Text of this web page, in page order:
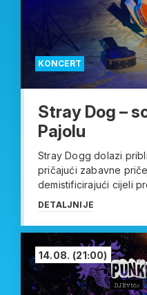
KONCERT
Stray Dog –
Pajolu
Stray Dogg dolazi
pričajući zabavne
demistificirajući cijeli
DETALJNIJE
14.08. (21:00)